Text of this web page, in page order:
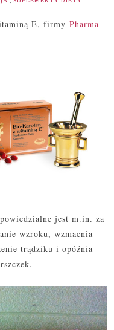
E, firmy Pharma
jest m.in. za
wzroku, wzmacnia
trądziku i opóźnia